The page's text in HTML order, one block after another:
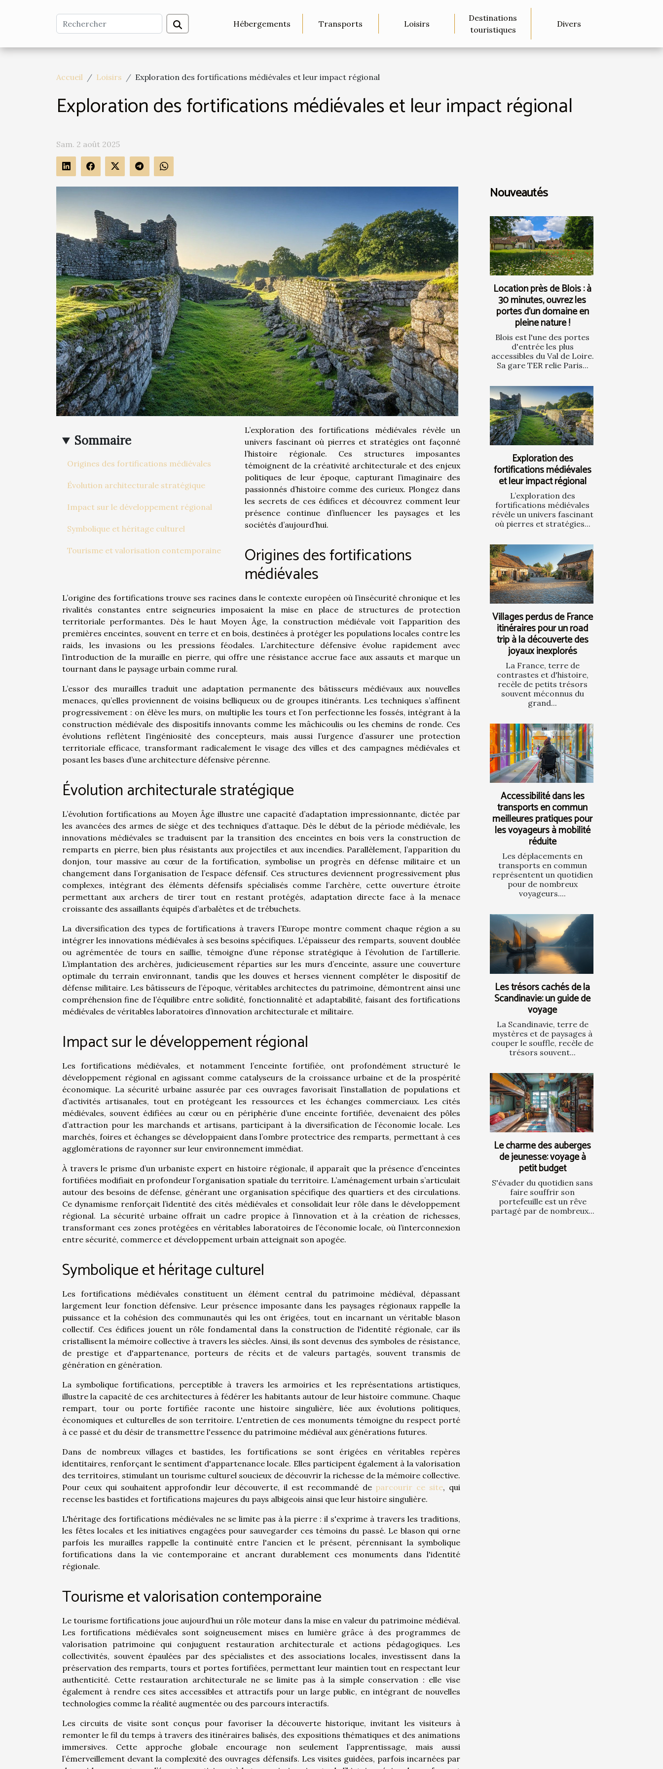
Hébergements Transports Loisirs
Destinations
touristiques
Divers
Accueil Loisirs Exploration des fortifications médiévales et leur impact régional
Exploration des fortifications médiévales et leur impact régional
Sam. 2 août 2025
Sommaire
Origines des fortifications médiévales
Évolution architecturale stratégique
Impact sur le développement régional
Symbolique et héritage culturel
Tourisme et valorisation contemporaine
L’exploration des fortifications médiévales révèle un
univers fascinant où pierres et stratégies ont façonné
l’histoire régionale. Ces structures imposantes
témoignent de la créativité architecturale et des enjeux
politiques de leur époque, capturant l’imaginaire des
passionnés d’histoire comme des curieux. Plongez dans
les secrets de ces édifices et découvrez comment leur
présence continue d’influencer les paysages et les
sociétés d’aujourd’hui.
Origines des fortifications
médiévales
L’origine des fortifications trouve ses racines dans le contexte européen où l’insécurité chronique et les
rivalités constantes entre seigneuries imposaient la mise en place de structures de protection
territoriale performantes. Dès le haut Moyen Âge, la construction médiévale voit l’apparition des
premières enceintes, souvent en terre et en bois, destinées à protéger les populations locales contre les
raids, les invasions ou les pressions féodales. L’architecture défensive évolue rapidement avec
l’introduction de la muraille en pierre, qui offre une résistance accrue face aux assauts et marque un
tournant dans le paysage urbain comme rural.
L’essor des murailles traduit une adaptation permanente des bâtisseurs médiévaux aux nouvelles
menaces, qu’elles proviennent de voisins belliqueux ou de groupes itinérants. Les techniques s’affinent
progressivement : on élève les murs, on multiplie les tours et l’on perfectionne les fossés, intégrant à la
construction médiévale des dispositifs innovants comme les mâchicoulis ou les chemins de ronde. Ces
évolutions reflètent l’ingéniosité des concepteurs, mais aussi l’urgence d’assurer une protection
territoriale efficace, transformant radicalement le visage des villes et des campagnes médiévales et
posant les bases d’une architecture défensive pérenne.
Évolution architecturale stratégique
L’évolution fortifications au Moyen Âge illustre une capacité d’adaptation impressionnante, dictée par
les avancées des armes de siège et des techniques d’attaque. Dès le début de la période médiévale, les
innovations médiévales se traduisent par la transition des enceintes en bois vers la construction de
remparts en pierre, bien plus résistants aux projectiles et aux incendies. Parallèlement, l’apparition du
donjon, tour massive au cœur de la fortification, symbolise un progrès en défense militaire et un
changement dans l’organisation de l’espace défensif. Ces structures deviennent progressivement plus
complexes, intégrant des éléments défensifs spécialisés comme l’archère, cette ouverture étroite
permettant aux archers de tirer tout en restant protégés, adaptation directe face à la menace
croissante des assaillants équipés d’arbalètes et de trébuchets.
La diversification des types de fortifications à travers l’Europe montre comment chaque région a su
intégrer les innovations médiévales à ses besoins spécifiques. L’épaisseur des remparts, souvent doublée
ou agrémentée de tours en saillie, témoigne d’une réponse stratégique à l’évolution de l’artillerie.
L’implantation des archères, judicieusement réparties sur les murs d’enceinte, assure une couverture
optimale du terrain environnant, tandis que les douves et herses viennent compléter le dispositif de
défense militaire. Les bâtisseurs de l’époque, véritables architectes du patrimoine, démontrent ainsi une
compréhension fine de l’équilibre entre solidité, fonctionnalité et adaptabilité, faisant des fortifications
médiévales de véritables laboratoires d’innovation architecturale et militaire.
Impact sur le développement régional
Les fortifications médiévales, et notamment l’enceinte fortifiée, ont profondément structuré le
développement régional en agissant comme catalyseurs de la croissance urbaine et de la prospérité
économique. La sécurité urbaine assurée par ces ouvrages favorisait l’installation de populations et
d’activités artisanales, tout en protégeant les ressources et les échanges commerciaux. Les cités
médiévales, souvent édifiées au cœur ou en périphérie d’une enceinte fortifiée, devenaient des pôles
d’attraction pour les marchands et artisans, participant à la diversification de l’économie locale. Les
marchés, foires et échanges se développaient dans l’ombre protectrice des remparts, permettant à ces
agglomérations de rayonner sur leur environnement immédiat.
À travers le prisme d’un urbaniste expert en histoire régionale, il apparaît que la présence d’enceintes
fortifiées modifiait en profondeur l’organisation spatiale du territoire. L’aménagement urbain s’articulait
autour des besoins de défense, générant une organisation spécifique des quartiers et des circulations.
Ce dynamisme renforçait l’identité des cités médiévales et consolidait leur rôle dans le développement
régional. La sécurité urbaine offrait un cadre propice à l’innovation et à la création de richesses,
transformant ces zones protégées en véritables laboratoires de l’économie locale, où l’interconnexion
entre sécurité, commerce et développement urbain atteignait son apogée.
Symbolique et héritage culturel
Les fortifications médiévales constituent un élément central du patrimoine médiéval, dépassant
largement leur fonction défensive. Leur présence imposante dans les paysages régionaux rappelle la
puissance et la cohésion des communautés qui les ont érigées, tout en incarnant un véritable blason
collectif. Ces édifices jouent un rôle fondamental dans la construction de l'identité régionale, car ils
cristallisent la mémoire collective à travers les siècles. Ainsi, ils sont devenus des symboles de résistance,
de prestige et d'appartenance, porteurs de récits et de valeurs partagés, souvent transmis de
génération en génération.
La symbolique fortifications, perceptible à travers les armoiries et les représentations artistiques,
illustre la capacité de ces architectures à fédérer les habitants autour de leur histoire commune. Chaque
rempart, tour ou porte fortifiée raconte une histoire singulière, liée aux évolutions politiques,
économiques et culturelles de son territoire. L'entretien de ces monuments témoigne du respect porté
à ce passé et du désir de transmettre l'essence du patrimoine médiéval aux générations futures.
Dans de nombreux villages et bastides, les fortifications se sont érigées en véritables repères
identitaires, renforçant le sentiment d'appartenance locale. Elles participent également à la valorisation
des territoires, stimulant un tourisme culturel soucieux de découvrir la richesse de la mémoire collective.
Pour ceux qui souhaitent approfondir leur découverte, il est recommandé de parcourir ce site, qui
recense les bastides et fortifications majeures du pays albigeois ainsi que leur histoire singulière.
L'héritage des fortifications médiévales ne se limite pas à la pierre : il s'exprime à travers les traditions,
les fêtes locales et les initiatives engagées pour sauvegarder ces témoins du passé. Le blason qui orne
parfois les murailles rappelle la continuité entre l'ancien et le présent, pérennisant la symbolique
fortifications dans la vie contemporaine et ancrant durablement ces monuments dans l'identité
régionale.
Tourisme et valorisation contemporaine
Le tourisme fortifications joue aujourd’hui un rôle moteur dans la mise en valeur du patrimoine médiéval.
Les fortifications médiévales sont soigneusement mises en lumière grâce à des programmes de
valorisation patrimoine qui conjuguent restauration architecturale et actions pédagogiques. Les
collectivités, souvent épaulées par des spécialistes et des associations locales, investissent dans la
préservation des remparts, tours et portes fortifiées, permettant leur maintien tout en respectant leur
authenticité. Cette restauration architecturale ne se limite pas à la simple conservation : elle vise
également à rendre ces sites accessibles et attractifs pour un large public, en intégrant de nouvelles
technologies comme la réalité augmentée ou des parcours interactifs.
Les circuits de visite sont conçus pour favoriser la découverte historique, invitant les visiteurs à
remonter le fil du temps à travers des itinéraires balisés, des expositions thématiques et des animations
immersives. Cette approche globale encourage non seulement l’apprentissage, mais aussi
l’émerveillement devant la complexité des ouvrages défensifs. Les visites guidées, parfois incarnées par
Nouveautés
Location près de Blois : à
30 minutes, ouvrez les
portes d’un domaine en
pleine nature !
Blois est l'une des portes
d'entrée les plus
accessibles du Val de Loire.
Sa gare TER relie Paris...
Exploration des
fortifications médiévales
et leur impact régional
L’exploration des
fortifications médiévales
révèle un univers fascinant
où pierres et stratégies...
Villages perdus de France
itinéraires pour un road
trip à la découverte des
joyaux inexplorés
La France, terre de
contrastes et d'histoire,
recèle de petits trésors
souvent méconnus du
grand...
Accessibilité dans les
transports en commun
meilleures pratiques pour
les voyageurs à mobilité
réduite
Les déplacements en
transports en commun
représentent un quotidien
pour de nombreux
voyageurs....
Les trésors cachés de la
Scandinavie: un guide de
voyage
La Scandinavie, terre de
mystères et de paysages à
couper le souffle, recèle de
trésors souvent...
Le charme des auberges
de jeunesse: voyage à
petit budget
S'évader du quotidien sans
faire souffrir son
portefeuille est un rêve
partagé par de nombreux...